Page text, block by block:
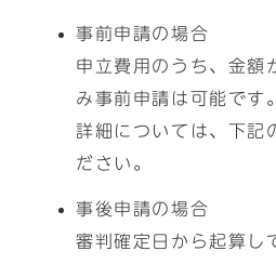
事前申請の場合
申立費用のうち、金額
み事前申請は可能です。
詳細については、下記
ださい。
事後申請の場合
審判確定日から起算し